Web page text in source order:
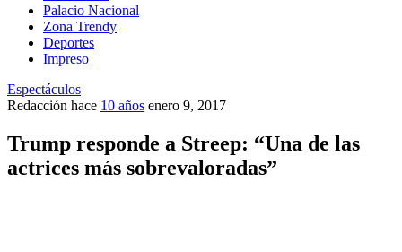
Palacio Nacional
Zona Trendy
Deportes
Impreso
Espectáculos
Redacción hace 10 años enero 9, 2017
Trump responde a Streep: “Una de las
actrices más sobrevaloradas”